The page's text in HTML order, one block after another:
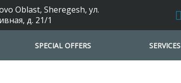
Oblast, Sheregesh, ул.
д. 21/1
SPECIAL OFFERS SERVICES